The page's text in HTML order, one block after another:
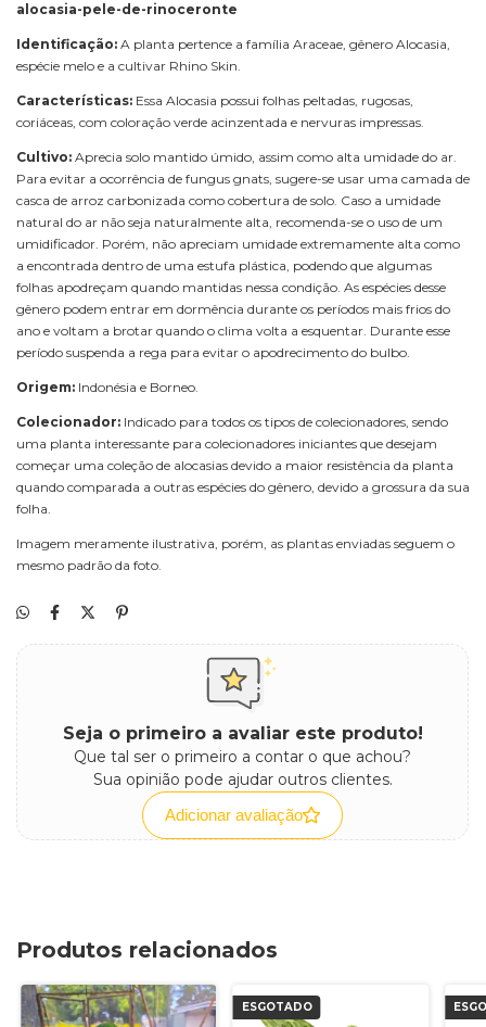
alocasia-pele-de-rinoceronte
Identificação: A planta pertence a família Araceae, gênero Alocasia,
espécie melo e a cultivar Rhino Skin.
Características: Essa Alocasia possui folhas peltadas, rugosas,
coriáceas, com coloração verde acinzentada e nervuras impressas.
Cultivo: Aprecia solo mantido úmido, assim como alta umidade do ar.
Para evitar a ocorrência de fungus gnats, sugere-se usar uma camada de
casca de arroz carbonizada como cobertura de solo. Caso a umidade
natural do ar não seja naturalmente alta, recomenda-se o uso de um
umidificador. Porém, não apreciam umidade extremamente alta como
a encontrada dentro de uma estufa plástica, podendo que algumas
folhas apodreçam quando mantidas nessa condição. As espécies desse
gênero podem entrar em dormência durante os períodos mais frios do
ano e voltam a brotar quando o clima volta a esquentar. Durante esse
período suspenda a rega para evitar o apodrecimento do bulbo.
Origem: Indonésia e Borneo.
Colecionador: Indicado para todos os tipos de colecionadores, sendo
uma planta interessante para colecionadores iniciantes que desejam
começar uma coleção de alocasias devido a maior resistência da planta
quando comparada a outras espécies do gênero, devido a grossura da sua
folha.
Imagem meramente ilustrativa, porém, as plantas enviadas seguem o
mesmo padrão da foto.
Seja o primeiro a avaliar este produto!
Que tal ser o primeiro a contar o que achou?
Sua opinião pode ajudar outros clientes.
Adicionar avaliação
Produtos relacionados
ESGOTADO